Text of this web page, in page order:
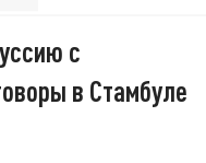
с
в Стамбуле